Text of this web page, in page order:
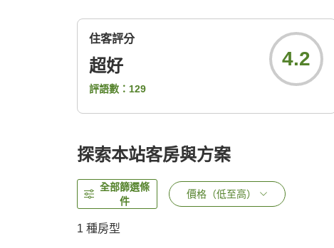
住客評分
超好
評語數： 129
4.2
探索本站客房與方案
全部篩選條
件
價格（低至高）
1 種房型